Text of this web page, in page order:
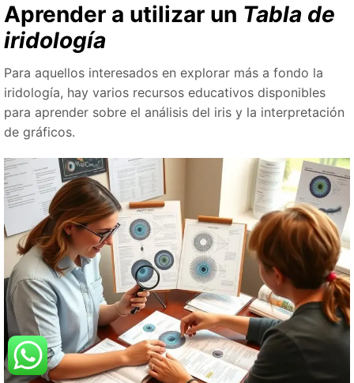
Aprender a utilizar un Tabla de
iridología
Para aquellos interesados ​​en explorar más a fondo la
iridología, hay varios recursos educativos disponibles
para aprender sobre el análisis del iris y la interpretación
de gráficos.